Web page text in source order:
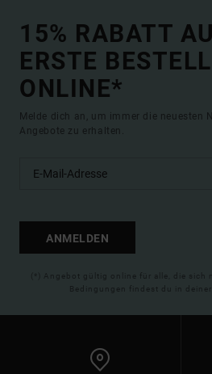
15% RABATT
ERSTE
ONLINE*
Melde dich an, um immer die neuesten
Angebote zu erhalten.
ANMELDEN
(*) Angebot gültig online für alle, die sich
Bedingungen findest du in deiner